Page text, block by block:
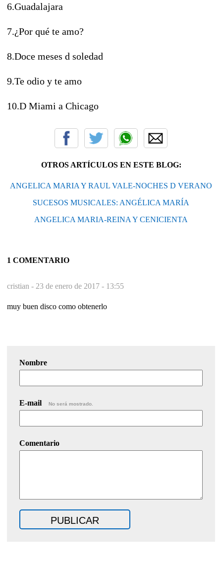
6.Guadalajara
7.¿Por qué te amo?
8.Doce meses d soledad
9.Te odio y te amo
10.D Miami a Chicago
OTROS ARTÍCULOS EN ESTE BLOG:
ANGELICA MARIA Y RAUL VALE-NOCHES D VERANO
SUCESOS MUSICALES: ANGÉLICA MARÍA
ANGELICA MARIA-REINA Y CENICIENTA
1 COMENTARIO
cristian - 23 de enero de 2017 - 13:55
muy buen disco como obtenerlo
Nombre
E-mail No será mostrado.
Comentario